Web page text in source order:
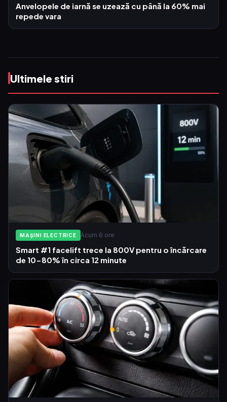
Anvelopele de iarnă se uzează cu până la 60% mai
repede vara
Ultimele stiri
MAȘINI ELECTRICE Acum 6 ore
Smart #1 facelift trece la 800V pentru o încărcare
de 10-80% în circa 12 minute